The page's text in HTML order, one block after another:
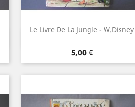
Le Livre De La Jungle - W.Disney
Prix
5,00 €